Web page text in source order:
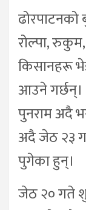
रोल्पा, रुकुम,
किसानहरू
आउने गर्छन्।
पुनराम अदै
अदै जेठ २३
पुगेका हुन्।
जेठ २० गते